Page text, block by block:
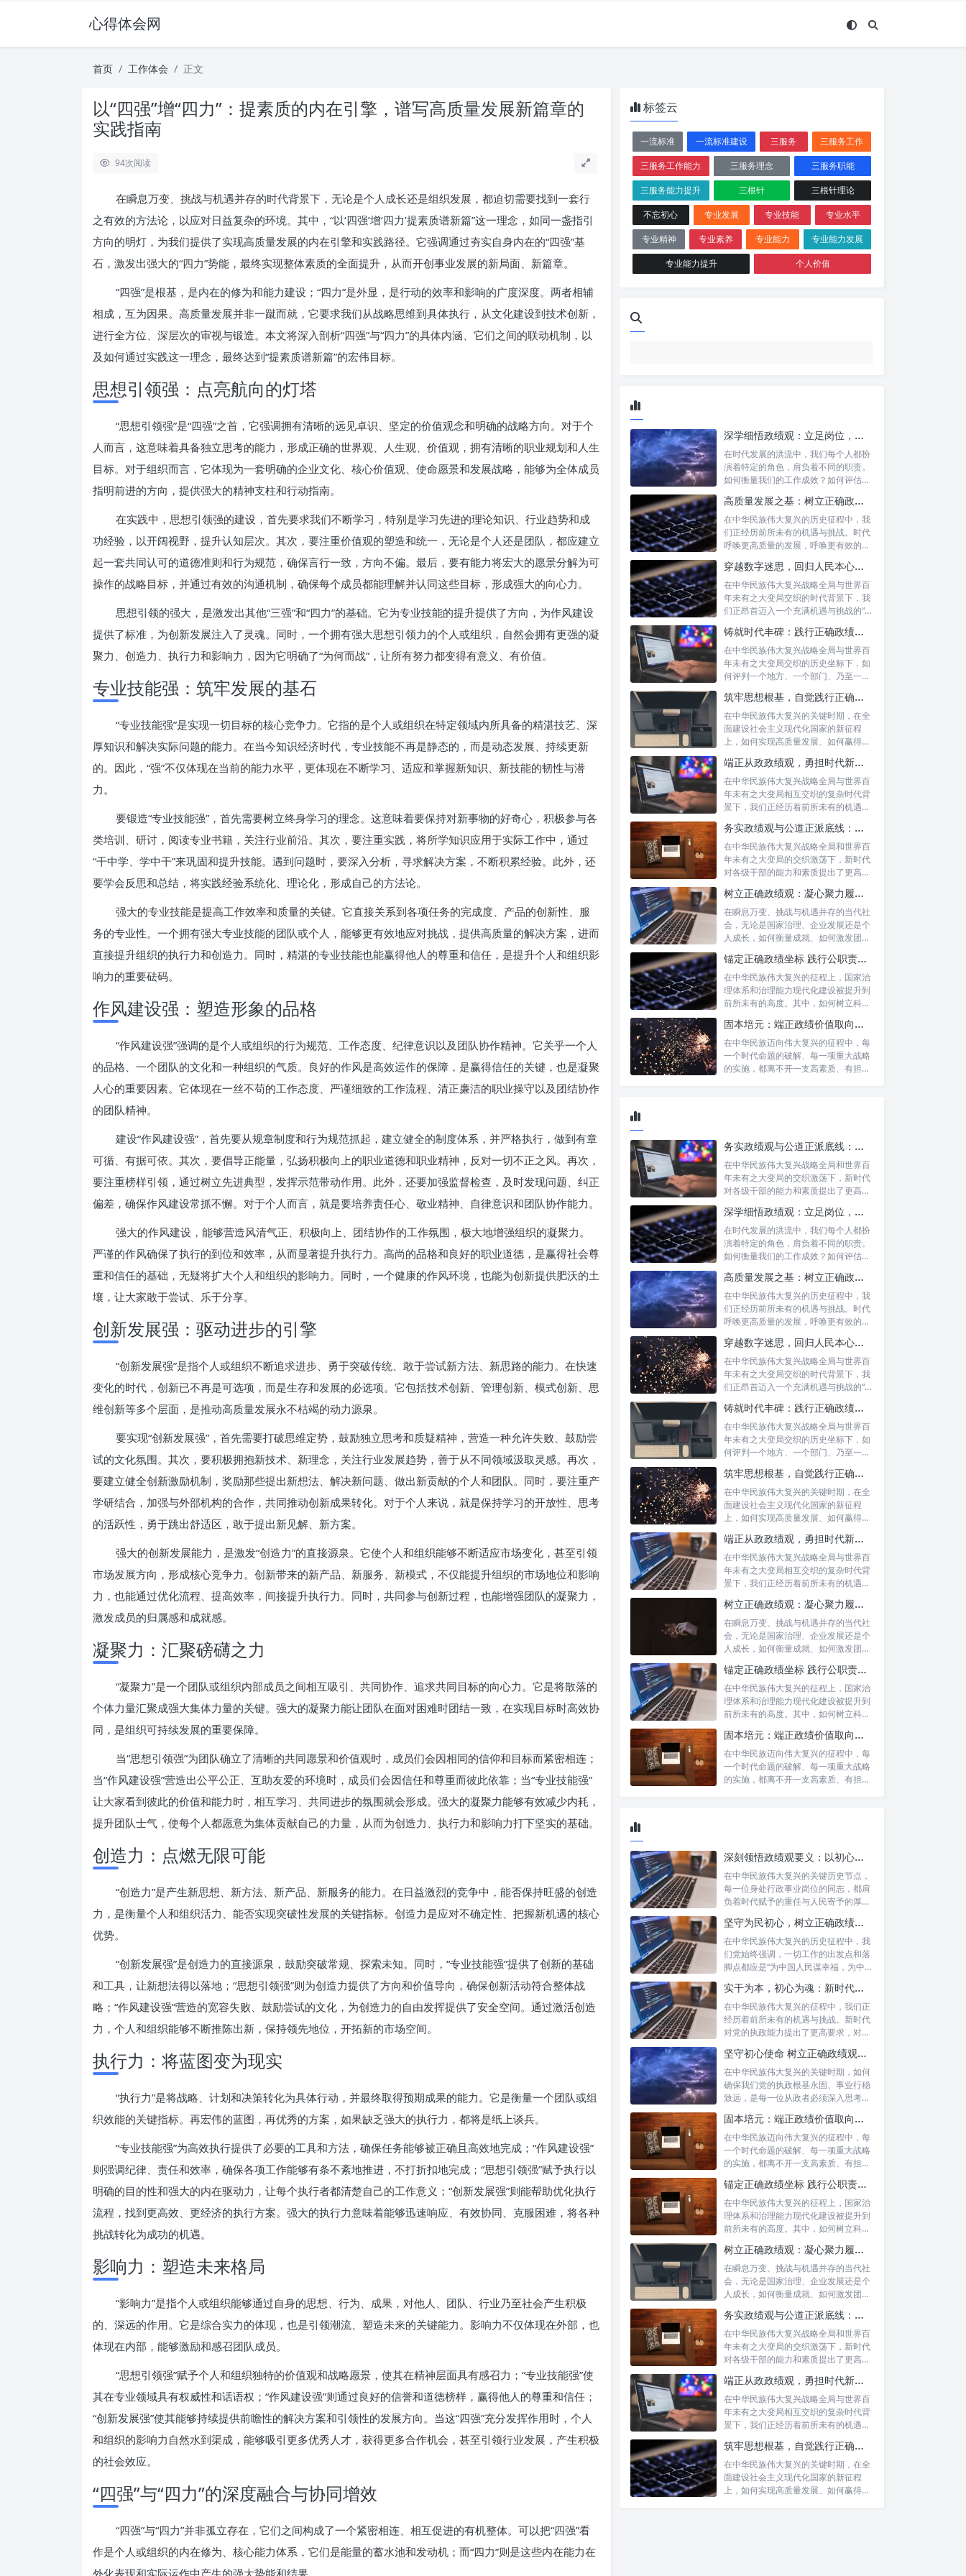
心得体会网
首页 工作体会 正文
以“四强”增“四力”：提素质的内在引擎，谱写高质量发展新篇章的
实践指南
94次阅读
在瞬息万变、挑战与机遇并存的时代背景下，无论是个人成长还是组织发展，都迫切需要找到一套行
之有效的方法论，以应对日益复杂的环境。其中，“以‘四强’增‘四力’提素质谱新篇”这一理念，如同一盏指引
方向的明灯，为我们提供了实现高质量发展的内在引擎和实践路径。它强调通过夯实自身内在的“四强”基
石，激发出强大的“四力”势能，最终实现整体素质的全面提升，从而开创事业发展的新局面、新篇章。
“四强”是根基，是内在的修为和能力建设；“四力”是外显，是行动的效率和影响的广度深度。两者相辅
相成，互为因果。高质量发展并非一蹴而就，它要求我们从战略思维到具体执行，从文化建设到技术创新，
进行全方位、深层次的审视与锻造。本文将深入剖析“四强”与“四力”的具体内涵、它们之间的联动机制，以
及如何通过实践这一理念，最终达到“提素质谱新篇”的宏伟目标。
思想引领强：点亮航向的灯塔
“思想引领强”是“四强”之首，它强调拥有清晰的远见卓识、坚定的价值观念和明确的战略方向。对于个
人而言，这意味着具备独立思考的能力，形成正确的世界观、人生观、价值观，拥有清晰的职业规划和人生
目标。对于组织而言，它体现为一套明确的企业文化、核心价值观、使命愿景和发展战略，能够为全体成员
指明前进的方向，提供强大的精神支柱和行动指南。
在实践中，思想引领强的建设，首先要求我们不断学习，特别是学习先进的理论知识、行业趋势和成
功经验，以开阔视野，提升认知层次。其次，要注重价值观的塑造和统一，无论是个人还是团队，都应建立
起一套共同认可的道德准则和行为规范，确保言行一致，方向不偏。最后，要有能力将宏大的愿景分解为可
操作的战略目标，并通过有效的沟通机制，确保每个成员都能理解并认同这些目标，形成强大的向心力。
思想引领的强大，是激发出其他“三强”和“四力”的基础。它为专业技能的提升提供了方向，为作风建设
提供了标准，为创新发展注入了灵魂。同时，一个拥有强大思想引领力的个人或组织，自然会拥有更强的凝
聚力、创造力、执行力和影响力，因为它明确了“为何而战”，让所有努力都变得有意义、有价值。
专业技能强：筑牢发展的基石
“专业技能强”是实现一切目标的核心竞争力。它指的是个人或组织在特定领域内所具备的精湛技艺、深
厚知识和解决实际问题的能力。在当今知识经济时代，专业技能不再是静态的，而是动态发展、持续更新
的。因此，“强”不仅体现在当前的能力水平，更体现在不断学习、适应和掌握新知识、新技能的韧性与潜
力。
要锻造“专业技能强”，首先需要树立终身学习的理念。这意味着要保持对新事物的好奇心，积极参与各
类培训、研讨，阅读专业书籍，关注行业前沿。其次，要注重实践，将所学知识应用于实际工作中，通过
“干中学、学中干”来巩固和提升技能。遇到问题时，要深入分析，寻求解决方案，不断积累经验。此外，还
要学会反思和总结，将实践经验系统化、理论化，形成自己的方法论。
强大的专业技能是提高工作效率和质量的关键。它直接关系到各项任务的完成度、产品的创新性、服
务的专业性。一个拥有强大专业技能的团队或个人，能够更有效地应对挑战，提供高质量的解决方案，进而
直接提升组织的执行力和创造力。同时，精湛的专业技能也能赢得他人的尊重和信任，是提升个人和组织影
响力的重要砝码。
作风建设强：塑造形象的品格
“作风建设强”强调的是个人或组织的行为规范、工作态度、纪律意识以及团队协作精神。它关乎一个人
的品格、一个团队的文化和一种组织的气质。良好的作风是高效运作的保障，是赢得信任的关键，也是凝聚
人心的重要因素。它体现在一丝不苟的工作态度、严谨细致的工作流程、清正廉洁的职业操守以及团结协作
的团队精神。
建设“作风建设强”，首先要从规章制度和行为规范抓起，建立健全的制度体系，并严格执行，做到有章
可循、有据可依。其次，要倡导正能量，弘扬积极向上的职业道德和职业精神，反对一切不正之风。再次，
要注重榜样引领，通过树立先进典型，发挥示范带动作用。此外，还要加强监督检查，及时发现问题、纠正
偏差，确保作风建设常抓不懈。对于个人而言，就是要培养责任心、敬业精神、自律意识和团队协作能力。
强大的作风建设，能够营造风清气正、积极向上、团结协作的工作氛围，极大地增强组织的凝聚力。
严谨的作风确保了执行的到位和效率，从而显著提升执行力。高尚的品格和良好的职业道德，是赢得社会尊
重和信任的基础，无疑将扩大个人和组织的影响力。同时，一个健康的作风环境，也能为创新提供肥沃的土
壤，让大家敢于尝试、乐于分享。
创新发展强：驱动进步的引擎
“创新发展强”是指个人或组织不断追求进步、勇于突破传统、敢于尝试新方法、新思路的能力。在快速
变化的时代，创新已不再是可选项，而是生存和发展的必选项。它包括技术创新、管理创新、模式创新、思
维创新等多个层面，是推动高质量发展永不枯竭的动力源泉。
要实现“创新发展强”，首先需要打破思维定势，鼓励独立思考和质疑精神，营造一种允许失败、鼓励尝
试的文化氛围。其次，要积极拥抱新技术、新理念，关注行业发展趋势，善于从不同领域汲取灵感。再次，
要建立健全创新激励机制，奖励那些提出新想法、解决新问题、做出新贡献的个人和团队。同时，要注重产
学研结合，加强与外部机构的合作，共同推动创新成果转化。对于个人来说，就是保持学习的开放性、思考
的活跃性，勇于跳出舒适区，敢于提出新见解、新方案。
强大的创新发展能力，是激发“创造力”的直接源泉。它使个人和组织能够不断适应市场变化，甚至引领
市场发展方向，形成核心竞争力。创新带来的新产品、新服务、新模式，不仅能提升组织的市场地位和影响
力，也能通过优化流程、提高效率，间接提升执行力。同时，共同参与创新过程，也能增强团队的凝聚力，
激发成员的归属感和成就感。
凝聚力：汇聚磅礴之力
“凝聚力”是一个团队或组织内部成员之间相互吸引、共同协作、追求共同目标的向心力。它是将散落的
个体力量汇聚成强大集体力量的关键。强大的凝聚力能让团队在面对困难时团结一致，在实现目标时高效协
同，是组织可持续发展的重要保障。
当“思想引领强”为团队确立了清晰的共同愿景和价值观时，成员们会因相同的信仰和目标而紧密相连；
当“作风建设强”营造出公平公正、互助友爱的环境时，成员们会因信任和尊重而彼此依靠；当“专业技能强”
让大家看到彼此的价值和能力时，相互学习、共同进步的氛围就会形成。强大的凝聚力能够有效减少内耗，
提升团队士气，使每个人都愿意为集体贡献自己的力量，从而为创造力、执行力和影响力打下坚实的基础。
创造力：点燃无限可能
“创造力”是产生新思想、新方法、新产品、新服务的能力。在日益激烈的竞争中，能否保持旺盛的创造
力，是衡量个人和组织活力、能否实现突破性发展的关键指标。创造力是应对不确定性、把握新机遇的核心
优势。
“创新发展强”是创造力的直接源泉，鼓励突破常规、探索未知。同时，“专业技能强”提供了创新的基础
和工具，让新想法得以落地；“思想引领强”则为创造力提供了方向和价值导向，确保创新活动符合整体战
略；“作风建设强”营造的宽容失败、鼓励尝试的文化，为创造力的自由发挥提供了安全空间。通过激活创造
力，个人和组织能够不断推陈出新，保持领先地位，开拓新的市场空间。
执行力：将蓝图变为现实
“执行力”是将战略、计划和决策转化为具体行动，并最终取得预期成果的能力。它是衡量一个团队或组
织效能的关键指标。再宏伟的蓝图，再优秀的方案，如果缺乏强大的执行力，都将是纸上谈兵。
“专业技能强”为高效执行提供了必要的工具和方法，确保任务能够被正确且高效地完成；“作风建设强”
则强调纪律、责任和效率，确保各项工作能够有条不紊地推进，不打折扣地完成；“思想引领强”赋予执行以
明确的目的性和强大的内在驱动力，让每个执行者都清楚自己的工作意义；“创新发展强”则能帮助优化执行
流程，找到更高效、更经济的执行方案。强大的执行力意味着能够迅速响应、有效协同、克服困难，将各种
挑战转化为成功的机遇。
影响力：塑造未来格局
“影响力”是指个人或组织能够通过自身的思想、行为、成果，对他人、团队、行业乃至社会产生积极
的、深远的作用。它是综合实力的体现，也是引领潮流、塑造未来的关键能力。影响力不仅体现在外部，也
体现在内部，能够激励和感召团队成员。
“思想引领强”赋予个人和组织独特的价值观和战略愿景，使其在精神层面具有感召力；“专业技能强”使
其在专业领域具有权威性和话语权；“作风建设强”则通过良好的信誉和道德榜样，赢得他人的尊重和信任；
“创新发展强”使其能够持续提供前瞻性的解决方案和引领性的发展方向。当这“四强”充分发挥作用时，个人
和组织的影响力自然水到渠成，能够吸引更多优秀人才，获得更多合作机会，甚至引领行业发展，产生积极
的社会效应。
“四强”与“四力”的深度融合与协同增效
“四强”与“四力”并非孤立存在，它们之间构成了一个紧密相连、相互促进的有机整体。可以把“四强”看
作是个人或组织的内在修为、核心能力体系，它们是能量的蓄水池和发动机；而“四力”则是这些内在能力在
外化表现和实际运作中产生的强大势能和结果。
标签云
一流标准 一流标准建设 三服务
三服务工作
三服务工作能力
三服务理念
三服务职能
三服务能力提升
三根针
三根针理论
不忘初心
专业发展 专业技能
专业水平
专业精神
专业素养 专业能力
专业能力发展
专业能力提升
个人价值
深学细悟政绩观：立足岗位，争做新时代的实干先锋
在时代发展的洪流中，我们每个人都扮
演着特定的角色，肩负着不同的职责。
如何衡量我们的工作成效？如何评估我
高质量发展之基：树立正确政绩理念，锤炼务实工作作风
在中华民族伟大复兴的历史征程中，我
们正经历前所未有的机遇与挑战。时代
呼唤更高质量的发展，呼唤更有效的治
穿越数字迷思，回归人民本心：悟透政绩观内涵，践行新时代使命
在中华民族伟大复兴战略全局与世界百
年未有之大变局交织的时代背景下，我
们正昂首迈入一个充满机遇与挑战的“新
铸就时代丰碑：践行正确政绩观，实干笃行显作为
在中华民族伟大复兴战略全局与世界百
年未有之大变局交织的历史坐标下，如
何评判一个地方、一个部门、乃至一名
筑牢思想根基，自觉践行正确政绩观：以实绩赢得民心，以担当开创未来
在中华民族伟大复兴的关键时期，在全
面建设社会主义现代化国家的新征程
上，如何实现高质量发展、如何赢得人
端正从政政绩观，勇担时代新使命：新征程上的责任与担当
在中华民族伟大复兴战略全局与世界百
年未有之大变局相互交织的复杂时代背
景下，我们正经历着前所未有的机遇与
务实政绩观与公道正派底线：新时代干部担当作为的“压舱石”
在中华民族伟大复兴战略全局和世界百
年未有之大变局的交织激荡下，新时代
对各级干部的能力和素质提出了更高要
树立正确政绩观：凝心聚力履职尽责的根本保障与实践路径
在瞬息万变、挑战与机遇并存的当代社
会，无论是国家治理、企业发展还是个
人成长，如何衡量成就、如何激发团队
锚定正确政绩坐标 践行公职责任担当：新时代国家治理的基石
在中华民族伟大复兴的征程上，国家治
理体系和治理能力现代化建设被提升到
前所未有的高度。其中，如何树立科学
固本培元：端正政绩价值取向，永葆为民服务初心
在中华民族迈向伟大复兴的征程中，每
一个时代命题的破解、每一项重大战略
的实施，都离不开一支高素质、有担当
务实政绩观与公道正派底线：新时代干部担当作为的“压舱石”
在中华民族伟大复兴战略全局和世界百
年未有之大变局的交织激荡下，新时代
对各级干部的能力和素质提出了更高要
深学细悟政绩观：立足岗位，争做新时代的实干先锋
在时代发展的洪流中，我们每个人都扮
演着特定的角色，肩负着不同的职责。
如何衡量我们的工作成效？如何评估我
高质量发展之基：树立正确政绩理念，锤炼务实工作作风
在中华民族伟大复兴的历史征程中，我
们正经历前所未有的机遇与挑战。时代
呼唤更高质量的发展，呼唤更有效的治
穿越数字迷思，回归人民本心：悟透政绩观内涵，践行新时代使命
在中华民族伟大复兴战略全局与世界百
年未有之大变局交织的时代背景下，我
们正昂首迈入一个充满机遇与挑战的“新
铸就时代丰碑：践行正确政绩观，实干笃行显作为
在中华民族伟大复兴战略全局与世界百
年未有之大变局交织的历史坐标下，如
何评判一个地方、一个部门、乃至一名
筑牢思想根基，自觉践行正确政绩观：以实绩赢得民心，以担当开创未来
在中华民族伟大复兴的关键时期，在全
面建设社会主义现代化国家的新征程
上，如何实现高质量发展、如何赢得人
端正从政政绩观，勇担时代新使命：新征程上的责任与担当
在中华民族伟大复兴战略全局与世界百
年未有之大变局相互交织的复杂时代背
景下，我们正经历着前所未有的机遇与
树立正确政绩观：凝心聚力履职尽责的根本保障与实践路径
在瞬息万变、挑战与机遇并存的当代社
会，无论是国家治理、企业发展还是个
人成长，如何衡量成就、如何激发团队
锚定正确政绩坐标 践行公职责任担当：新时代国家治理的基石
在中华民族伟大复兴的征程上，国家治
理体系和治理能力现代化建设被提升到
前所未有的高度。其中，如何树立科学
固本培元：端正政绩价值取向，永葆为民服务初心
在中华民族迈向伟大复兴的征程中，每
一个时代命题的破解、每一项重大战略
的实施，都离不开一支高素质、有担当
深刻领悟政绩观要义：以初心坚守铸就人民满意政绩
在中华民族伟大复兴的关键历史节点，
每一位身处行政事业岗位的同志，都肩
负着时代赋予的重任与人民寄予的厚
坚守为民初心，树立正确政绩观：新时代高质量发展的精神坐标
在中华民族伟大复兴的历史征程中，我
们党始终强调，一切工作的出发点和落
脚点都应是“为中国人民谋幸福，为中华
实干为本，初心为魂：新时代政绩观的深度践行与为民服务
在中华民族伟大复兴的征程中，我们正
经历着前所未有的机遇与挑战。新时代
对党的执政能力提出了更高要求，对各
坚守初心使命 树立正确政绩观：新时代为政者的高度自觉与担当
在中华民族伟大复兴的关键时期，如何
确保我们党的执政根基永固、事业行稳
致远，是每一位从政者必须深入思考的
固本培元：端正政绩价值取向，永葆为民服务初心
在中华民族迈向伟大复兴的征程中，每
一个时代命题的破解、每一项重大战略
的实施，都离不开一支高素质、有担当
锚定正确政绩坐标 践行公职责任担当：新时代国家治理的基石
在中华民族伟大复兴的征程上，国家治
理体系和治理能力现代化建设被提升到
前所未有的高度。其中，如何树立科学
树立正确政绩观：凝心聚力履职尽责的根本保障与实践路径
在瞬息万变、挑战与机遇并存的当代社
会，无论是国家治理、企业发展还是个
人成长，如何衡量成就、如何激发团队
务实政绩观与公道正派底线：新时代干部担当作为的“压舱石”
在中华民族伟大复兴战略全局和世界百
年未有之大变局的交织激荡下，新时代
对各级干部的能力和素质提出了更高要
端正从政政绩观，勇担时代新使命：新征程上的责任与担当
在中华民族伟大复兴战略全局与世界百
年未有之大变局相互交织的复杂时代背
景下，我们正经历着前所未有的机遇与
筑牢思想根基，自觉践行正确政绩观：以实绩赢得民心，以担当开创未来
在中华民族伟大复兴的关键时期，在全
面建设社会主义现代化国家的新征程
上，如何实现高质量发展、如何赢得人